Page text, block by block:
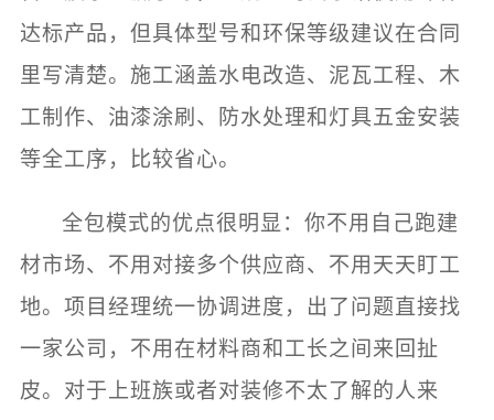
达标产品，但具体型号和环保等级建议在合同
里写清楚。施工涵盖水电改造、泥瓦工程、木
工制作、油漆涂刷、防水处理和灯具五金安装
等全工序，比较省心。
全包模式的优点很明显：你不用自己跑建
材市场、不用对接多个供应商、不用天天盯工
地。项目经理统一协调进度，出了问题直接找
一家公司，不用在材料商和工长之间来回扯
皮。对于上班族或者对装修不太了解的人来